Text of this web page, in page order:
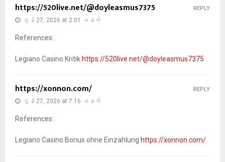
https://520live.net/@doyleasmus7375
ဇွန် 27, 2026 at 2:01 မနက်
References:
Legiano Casino Kritik https://520live.net/@doyleasmus7375
REPLY
https://xonnon.com/
ဇွန် 27, 2026 at 7:16 မနက်
References:
Legiano Casino Bonus ohne Einzahlung https://xonnon.com/
REPLY